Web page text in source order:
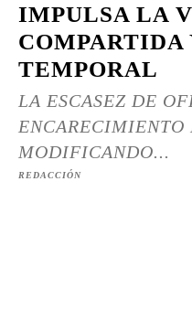
IMPULSA LA
TEMPORAL
LA ESCASEZ DE
MODIFICANDO...
REDACCIÓN